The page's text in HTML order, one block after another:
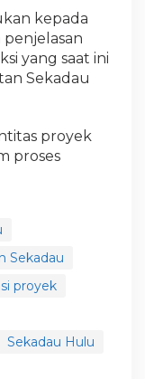
kepada
yang saat ini
Sekadau
proyek
proses
Sekadau
proyek
Sekadau Hulu